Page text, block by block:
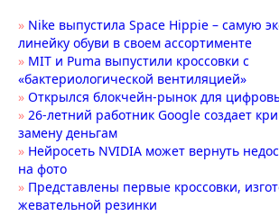
» Nike выпустила Space Hippie – самую
линейку обуви в своем ассортименте
» MIT и Puma выпустили кроссовки с
«бактериологической вентиляцией»
» Открылся блокчейн-рынок для
» 26-летний работник Google создает
замену деньгам
» Нейросеть NVIDIA может вернуть
на фото
» Представлены первые кроссовки,
жевательной резинки